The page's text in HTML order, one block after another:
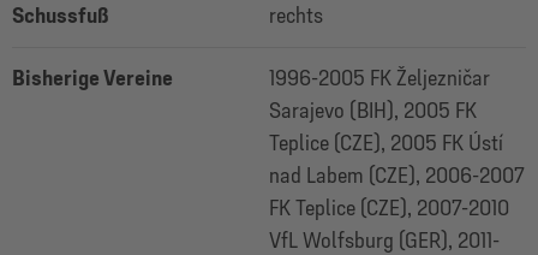
Schussfuß rechts
Bisherige Vereine
1996-2005 FK Željezničar
Sarajevo (BIH), 2005 FK
Teplice (CZE), 2005 FK Ústí
nad Labem (CZE), 2006-2007
FK Teplice (CZE), 2007-2010
VfL Wolfsburg (GER), 2011-